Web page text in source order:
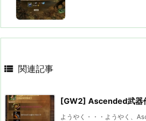
 関連記事
[GW2] Ascended武器
ようやく・・・ようやく、